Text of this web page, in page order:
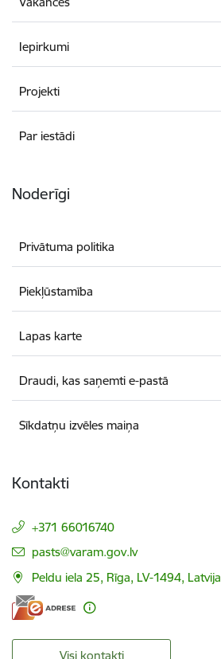
Iepirkumi
Projekti
Par iestādi
Noderīgi
Privātuma politika
Piekļūstamība
Lapas karte
Draudi, kas saņemti e-pastā
Sīkdatņu izvēles maiņa
Kontakti
+371 66016740
E-pasts:
pasts@varam.gov.lv
Peldu iela 25, Rīga, LV-1494, Latvija
Visi kontakti